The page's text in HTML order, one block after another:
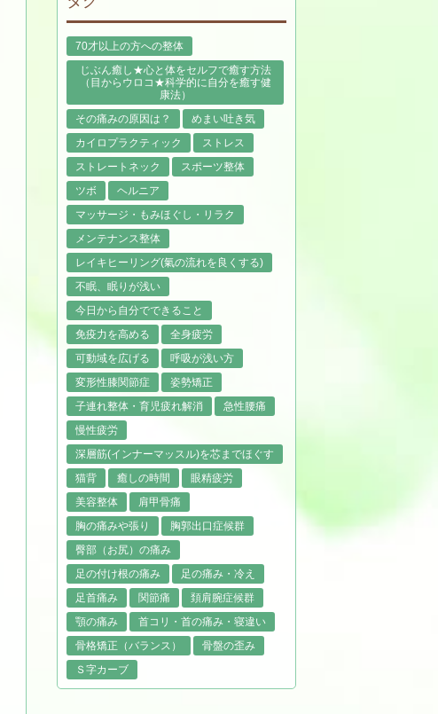
70才以上の方への整体
じぶん癒し★心と体をセルフで癒す方法
（目からウロコ★科学的に自分を癒す健
康法）
その痛みの原因は？
めまい吐き気
カイロプラクティック
ストレス
ストレートネック
スポーツ整体
ツボ
ヘルニア
マッサージ・もみほぐし・リラク
メンテナンス整体
レイキヒーリング(氣の流れを良くする)
不眠、眠りが浅い
今日から自分でできること
免疫力を高める
全身疲労
可動域を広げる
呼吸が浅い方
変形性膝関節症
姿勢矯正
子連れ整体・育児疲れ解消
急性腰痛
慢性疲労
深層筋(インナーマッスル)を芯までほぐす
猫背
癒しの時間
眼精疲労
美容整体
肩甲骨痛
胸の痛みや張り
胸郭出口症候群
臀部（お尻）の痛み
足の付け根の痛み
足の痛み・冷え
足首痛み
関節痛
頚肩腕症候群
顎の痛み
首コリ・首の痛み・寝違い
骨格矯正（バランス）
骨盤の歪み
Ｓ字カーブ